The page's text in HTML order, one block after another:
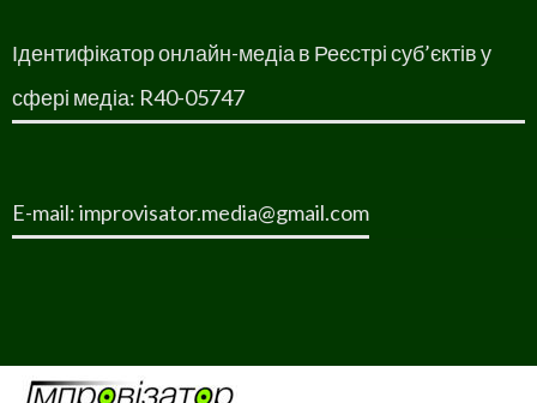
Ідентифікатор онлайн-медіа в Реєстрі суб’єктів у
сфері медіа: R40-05747
E-mail: improvisator.media@gmail.com